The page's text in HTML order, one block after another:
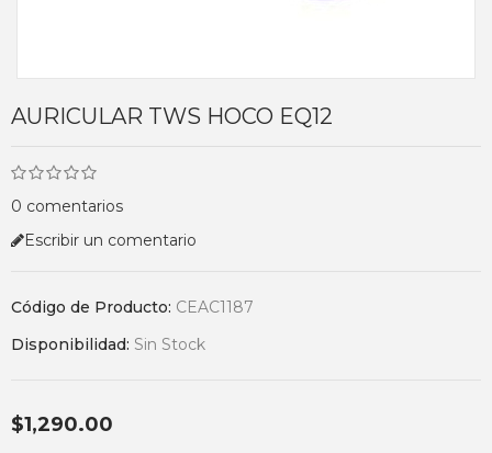
AURICULAR TWS HOCO EQ12
0 comentarios
Escribir un comentario
Código de Producto: CEAC1187
Disponibilidad: Sin Stock
$1,290.00